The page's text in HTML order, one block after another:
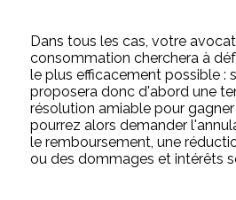
Dans tous les cas, votre
consommation cherchera à
le plus efficacement possible :
proposera donc d'abord une
résolution amiable pour
pourrez alors demander
le remboursement, une
ou des dommages et intérêts